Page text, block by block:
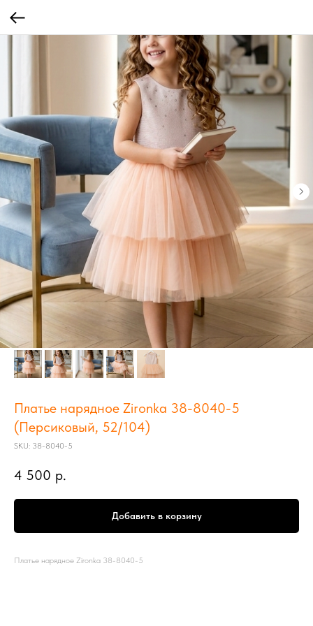
Платье нарядное Zironka 38-8040-5
(Персиковый, 52/104)
SKU: 38-8040-5
4 500 р.
Добавить в корзину
Платье нарядное Zironka 38-8040-5